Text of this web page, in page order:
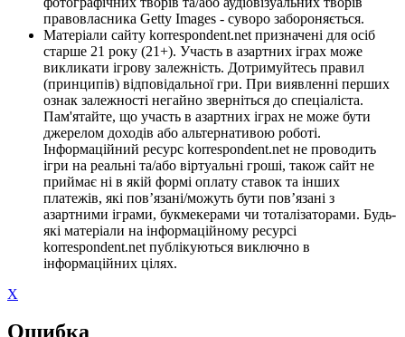
правовласника Getty Images - суворо забороняється.
Матеріали сайту korrespondent.net призначені для осіб
старше 21 року (21+). Участь в азартних іграх може
викликати ігрову залежність. Дотримуйтесь правил
(принципів) відповідальної гри. При виявленні перших
ознак залежності негайно зверніться до спеціаліста.
Пам'ятайте, що участь в азартних іграх не може бути
джерелом доходів або альтернативою роботі.
Інформаційний ресурс korrespondent.net не проводить
ігри на реальні та/або віртуальні гроші, також сайт не
приймає ні в якій формі оплату ставок та інших
платежів, які пов’язані/можуть бути пов’язані з
азартними іграми, букмекерами чи тоталізаторами. Будь-
які матеріали на інформаційному ресурсі
korrespondent.net публікуються виключно в
інформаційних цілях.
X
Ошибка